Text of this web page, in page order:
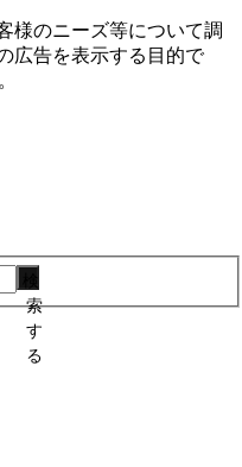
様のニーズ等について調
広告を表⽰する⽬的で
索
す
る